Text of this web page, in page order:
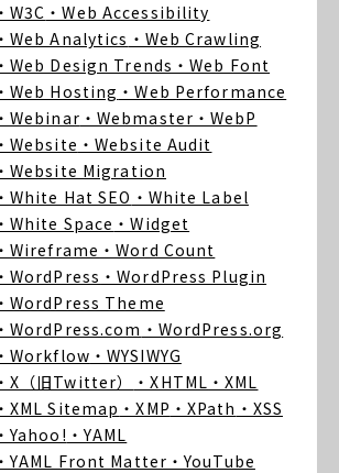
・W3C ・Web Accessibility
・Web Analytics ・Web Crawling
・Web Design Trends ・Web Font
・Web Hosting ・Web Performance
・Webinar ・Webmaster ・WebP
・Website ・Website Audit
・Website Migration
・White Hat SEO ・White Label
・White Space ・Widget
・Wireframe ・Word Count
・WordPress ・WordPress Plugin
・WordPress Theme
・WordPress.com ・WordPress.org
・Workflow ・WYSIWYG
・X（旧Twitter）
・XHTML ・XML
・XML Sitemap ・XMP ・XPath ・XSS
・Yahoo! ・YAML
・YAML Front Matter ・YouTube